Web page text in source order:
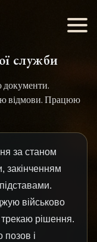
служби
документи.
відмови. Працюю
за станом
закінченням
військово
трекаю рішення.
позов і